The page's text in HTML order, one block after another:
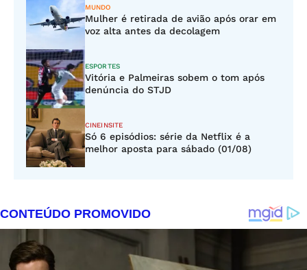
MUNDO
Mulher é retirada de avião após orar em
voz alta antes da decolagem
ESPORTES
Vitória e Palmeiras sobem o tom após
denúncia do STJD
CINEINSITE
Só 6 episódios: série da Netflix é a
melhor aposta para sábado (01/08)